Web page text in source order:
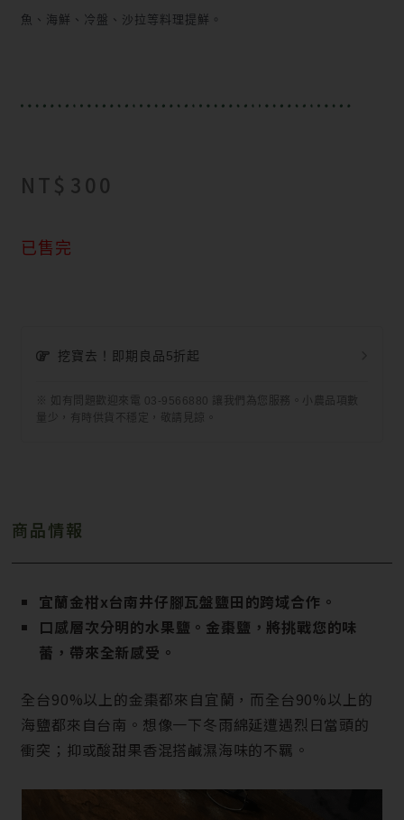
魚、海鮮、冷盤、沙拉等料理提鮮。
NT$ 300
已售完
挖寶去！即期良品5折起
※ 如有問題歡迎來電 03-9566880 讓我們為您服務。小農品項數
量少，有時供貨不穩定，敬請見諒。
商品情報
宜蘭金柑x台南井仔腳瓦盤鹽田的跨域合作。
口感層次分明的水果鹽。金棗鹽，將挑戰您的味
蕾，帶來全新感受。
全台90%以上的金棗都來自宜蘭，而全台90%以上的
海鹽都來自台南。想像一下冬雨綿延遭遇烈日當頭的
衝突；抑或酸甜果香混搭鹹濕海味的不羈。